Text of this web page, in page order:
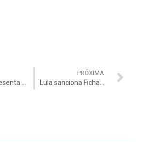
Auditar apresenta contas e investimentos para o exercício 2010/2011
PRÓXIMA
Lula sanciona Ficha Limpa